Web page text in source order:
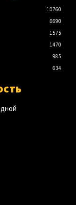
10760
6690
1575
1470
985
634